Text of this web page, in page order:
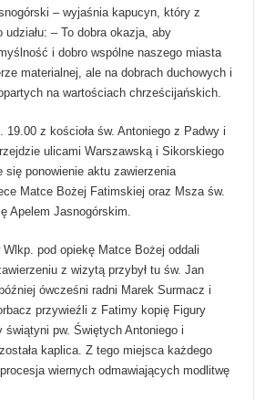
– wyjaśnia kapucyn, który z
udziału: – To dobra okazja, aby
i dobro wspólne naszego miasta
materialnej, ale na dobrach duchowych i
na wartościach chrześcijańskich.
z kościoła św. Antoniego z Padwy i
ulicami Warszawską i Sikorskiego
się ponowienie aktu zawierzenia
Matce Bożej Fatimskiej oraz Msza św.
Apelem Jasnogórskim.
pod opiekę Matce Bożej oddali
z wizytą przybył tu św. Jan
ówcześni radni Marek Surmacz i
przywieźli z Fatimy kopię Figury
pw. Świętych Antoniego i
kaplica. Z tego miejsca każdego
wiernych odmawiających modlitwę